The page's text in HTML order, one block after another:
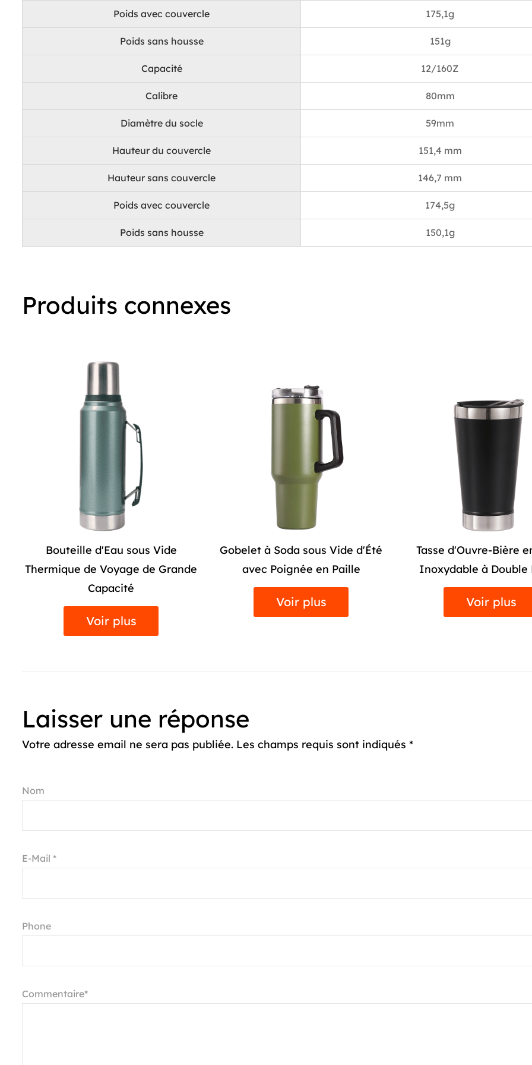
procurant une sensation chaleureuse et invitante.
Appel esthétique :
L’attrait esthétique de la tasse à œufs en verre à vin
peut être surestimé. Son design élégant et moderne est
ajout à n’importe quelle table. La tige élégante et la
lui confèrent un look sophistiqué à la fois intemporel et
C'est une pièce qui est autant une œuvre d'art qu'un
Options de personnalisation :
Pour ceux qui souhaitent ajouter une touche
œufs en verre à vin Eggshell est disponible pour la
un logo ou un message spécial, les options de
vous permettent de créer une pièce unique qui reflète
personnalité ou le thème de votre événement.
Un entretien et un entretien appropriés sont essentiels
garantir la longévité de votre tasse à œufs en verre à
Eggshell. Bien qu'il passe au lave-vaisselle pour plus de
commodité, le lavage à la main est recommandé pour
la nature délicate du verre. Un nettoyage régulier et un
approprié permettront à votre tasse de conserver son
pendant des années.
Conclusion:
La tasse à œufs en verre à vin en coquille d'œuf de 12
qu'un simple récipient pour vos boissons préférées ;
pièce maîtresse qui rehausse l'ambiance de n'importe
Avec sa sélection de matériaux haut de gamme, sa
couleurs, son utilisation polyvalente, son design
attrait esthétique, ses options de personnalisation et
Poids avec couvercle 175,1g
Poids sans housse 151g
Capacité 12/160Z
Calibre 80mm
Diamètre du socle 59mm
Hauteur du couvercle 151,4 mm
Hauteur sans couvercle 146,7 mm
Poids avec couvercle 174,5g
Poids sans housse 150,1g
Produits connexes
Gobelet à Soda sous Vide d'Été
avec Poignée en Paille
Tasse d'Ouvre-Bière en Acier
Inoxydable à Double Parois
Voir plus
20 oz Gobelet de
Vide en Acier
Couvercle
Voir plus
Laisser une réponse
Votre adresse email ne sera pas publiée. Les champs requis sont indiqués *
Nom
E-Mail *
Phone
Commentaire*